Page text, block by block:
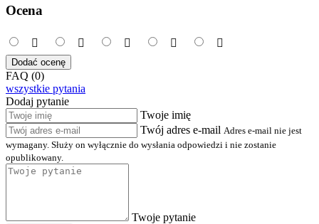
Ocena
Dodać ocenę
FAQ (0)
wszystkie pytania
Dodaj pytanie
Twoje imię
Twój adres e-mail Adres e-mail nie jest
wymagany. Służy on wyłącznie do wysłania odpowiedzi i nie zostanie
opublikowany.
Twoje pytanie